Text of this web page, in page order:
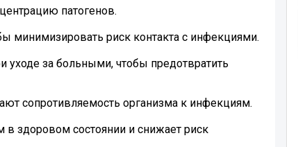
патогенов.
минимизировать риск контакта с инфекциями.
за больными, чтобы предотвратить
сопротивляемость организма к инфекциям.
здоровом состоянии и снижает риск